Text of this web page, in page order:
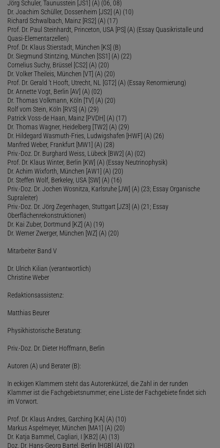
Jörg Schuler, Taunusstein [JS1] (A) (06, 08)
Dr. Joachim Schüller, Dossenheim [JS2] (A) (10)
Richard Schwalbach, Mainz [RS2] (A) (17)
Prof. Dr. Paul Steinhardt, Princeton, USA [PS] (A) (Essay Quasikristalle und
Quasi-Elementarzellen)
Prof. Dr. Klaus Stierstadt, München [KS] (B)
Dr. Siegmund Stintzing, München [SS1] (A) (22)
Cornelius Suchy, Brüssel [CS2] (A) (20)
Dr. Volker Theileis, München [VT] (A) (20)
Prof. Dr. Gerald 't Hooft, Utrecht, NL [GT2] (A) (Essay Renormierung)
Dr. Annette Vogt, Berlin [AV] (A) (02)
Dr. Thomas Volkmann, Köln [TV] (A) (20)
Rolf vom Stein, Köln [RVS] (A) (29)
Patrick Voss-de Haan, Mainz [PVDH] (A) (17)
Dr. Thomas Wagner, Heidelberg [TW2] (A) (29)
Dr. Hildegard Wasmuth-Fries, Ludwigshafen [HWF] (A) (26)
Manfred Weber, Frankfurt [MW1] (A) (28)
Priv.-Doz. Dr. Burghard Weiss, Lübeck [BW2] (A) (02)
Prof. Dr. Klaus Winter, Berlin [KW] (A) (Essay Neutrinophysik)
Dr. Achim Wixforth, München [AW1] (A) (20)
Dr. Steffen Wolf, Berkeley, USA [SW] (A) (16)
Priv.-Doz. Dr. Jochen Wosnitza, Karlsruhe [JW] (A) (23; Essay Organische
Supraleiter)
Priv.-Doz. Dr. Jörg Zegenhagen, Stuttgart [JZ3] (A) (21; Essay
Oberflächenrekonstruktionen)
Dr. Kai Zuber, Dortmund [KZ] (A) (19)
Dr. Werner Zwerger, München [WZ] (A) (20)
Mitarbeiter Band V
Dr. Ulrich Kilian (verantwortlich)
Christine Weber
Redaktionsassistenz:
Matthias Beurer
Physikhistorische Beratung:
Priv.-Doz. Dr. Dieter Hoffmann, Berlin
Autoren (A) und Berater (B):
In eckigen Klammern steht das Autorenkürzel, die Zahl in der runden
Klammer ist die Fachgebietsnummer; eine Liste der Fachgebiete findet sich
im Vorwort.
Prof. Dr. Klaus Andres, Garching [KA] (A) (10)
Markus Aspelmeyer, München [MA1] (A) (20)
Dr. Katja Bammel, Cagliari, I [KB2] (A) (13)
Doz. Dr. Hans-Georg Bartel, Berlin [HGB] (A) (02)